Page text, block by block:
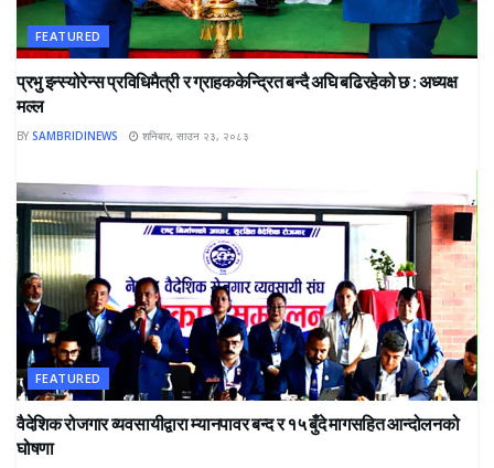
FEATURED
प्रभु इन्स्योरेन्स प्रविधिमैत्री र ग्राहककेन्द्रित बन्दै अघि बढिरहेको छ : अध्यक्ष
मल्ल
BY SAMBRIDINEWS शनिबार, साउन २३, २०८३
FEATURED
वैदेशिक रोजगार व्यवसायीद्वारा म्यानपावर बन्द र १५ बुँदे मागसहित आन्दोलनको
घोषणा